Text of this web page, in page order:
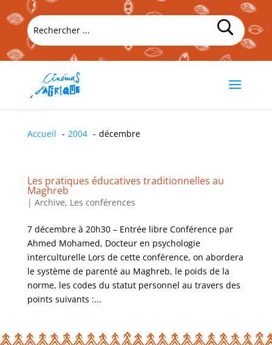
Accueil 2004 décembre
Les pratiques éducatives traditionnelles au
Maghreb
| Archive, Les conférences
7 décembre à 20h30 – Entrée libre Conférence par
Ahmed Mohamed, Docteur en psychologie
interculturelle Lors de cette conférence, on abordera
le système de parenté au Maghreb, le poids de la
norme, les codes du statut personnel au travers des
points suivants :...